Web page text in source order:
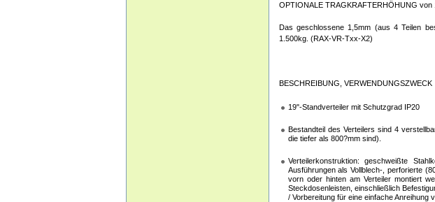
OPTIONALE TRAGKRAFTERHÖHUNG von
Das geschlossene 1,5mm (aus 4 Teilen
1.500kg. (RAX-VR-Txx-X2)
BESCHREIBUNG, VERWENDUNGSZWECK
19"-Standverteiler mit Schutzgrad IP20
Bestandteil des Verteilers sind 4
die tiefer als 800?mm sind).
Verteilerkonstruktion: geschweißte
Ausführungen als Vollblech-, perforierte
vorn oder hinten am Verteiler montiert
Steckdosenleisten, einschließlich
/ Vorbereitung für eine einfache Anreihung